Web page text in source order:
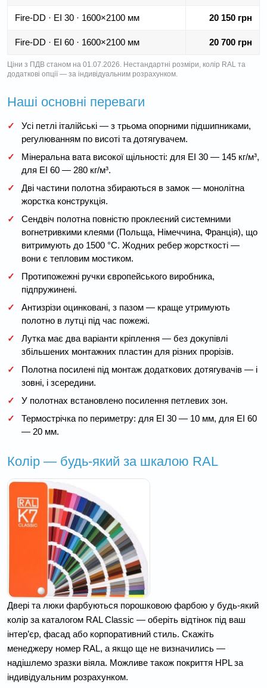
Fire-DD · EI 30 · 1600×2100 мм 20 150 грн
Fire-DD · EI 60 · 1600×2100 мм 20 700 грн
Ціни з ПДВ станом на 01.07.2026. Нестандартні розміри, колір RAL та
додаткові опції — за індивідуальним розрахунком.
Наші основні переваги
✓
Усі петлі італійські — з трьома опорними підшипниками,
регулюванням по висоті та дотягувачем.
✓
Мінеральна вата високої щільності: для EI 30 — 145 кг/м³,
для EI 60 — 280 кг/м³.
✓
Дві частини полотна збираються в замок — монолітна
жорстка конструкція.
✓
Сендвіч полотна повністю проклеєний системними
вогнетривкими клеями (Польща, Німеччина, Франція), що
витримують до 1500 °C. Жодних ребер жорсткості —
вони є тепловим мостиком.
✓
Протипожежні ручки європейського виробника,
підпружинені.
✓
Антизрізи оцинковані, з пазом — краще утримують
полотно в лутці під час пожежі.
✓
Лутка має два варіанти кріплення — без докупівлі
збільшених монтажних пластин для різних прорізів.
✓
Полотна посилені під монтаж додаткових дотягувачів — і
зовні, і зсередини.
✓
У полотнах встановлено посилення петлевих зон.
✓
Термострічка по периметру: для EI 30 — 10 мм, для EI 60
— 20 мм.
Колір — будь-який за шкалою RAL
Двері та люки фарбуються порошковою фарбою у будь-який
колір за каталогом RAL Classic — оберіть відтінок під ваш
інтер’єр, фасад або корпоративний стиль. Скажіть
менеджеру номер RAL, а якщо ще не визначились —
надішлемо зразки віяла. Можливе також покриття HPL за
індивідуальним розрахунком.